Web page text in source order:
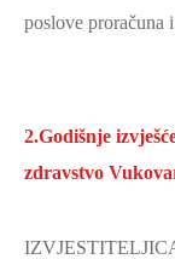
poslove proračuna
2.Godišnje
zdravstvo